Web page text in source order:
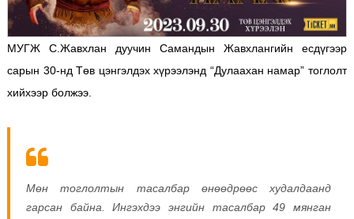
МУГЖ С.Жавхлан дуучин Самандын Жавхлангийн есдүгээр
сарын 30-нд Төв цэнгэлдэх хүрээлэнд “Дулаахан намар” тоглолт
хийхээр болжээ.
Мөн тоглолтын тасалбар өнөөдрөөс худалдаанд
гарсан байна. Ингэхдээ энгийн тасалбар 49 мянган